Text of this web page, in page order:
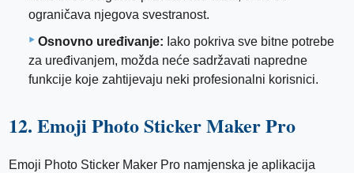
ograničava njegova svestranost.
Osnovno uređivanje: Iako pokriva sve bitne potrebe
za uređivanjem, možda neće sadržavati napredne
funkcije koje zahtijevaju neki profesionalni korisnici.
12. Emoji Photo Sticker Maker Pro
Emoji Photo Sticker Maker Pro namjenska je aplikacija